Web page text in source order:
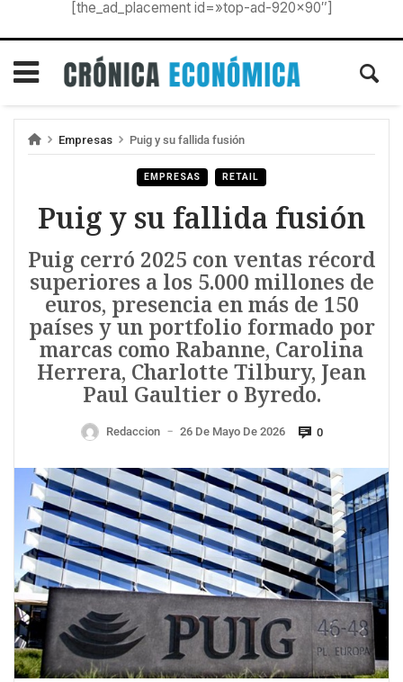
[the_ad_placement id=»top-ad-920×90″]
Empresas Puig y su fallida fusión
EMPRESAS RETAIL
Puig y su fallida fusión
Puig cerró 2025 con ventas récord
superiores a los 5.000 millones de
euros, presencia en más de 150
países y un portfolio formado por
marcas como Rabanne, Carolina
Herrera, Charlotte Tilbury, Jean
Paul Gaultier o Byredo.
Redaccion — 26 De Mayo De 2026 0